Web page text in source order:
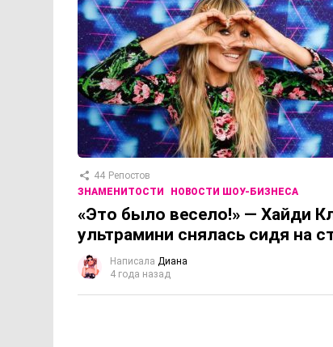
44 Репостов
ЗНАМЕНИТОСТИ
НОВОСТИ ШОУ-БИЗНЕСА
«Это было весело!» — Хайди
ультрамини снялась сидя на
Написала Диана
4 года назад